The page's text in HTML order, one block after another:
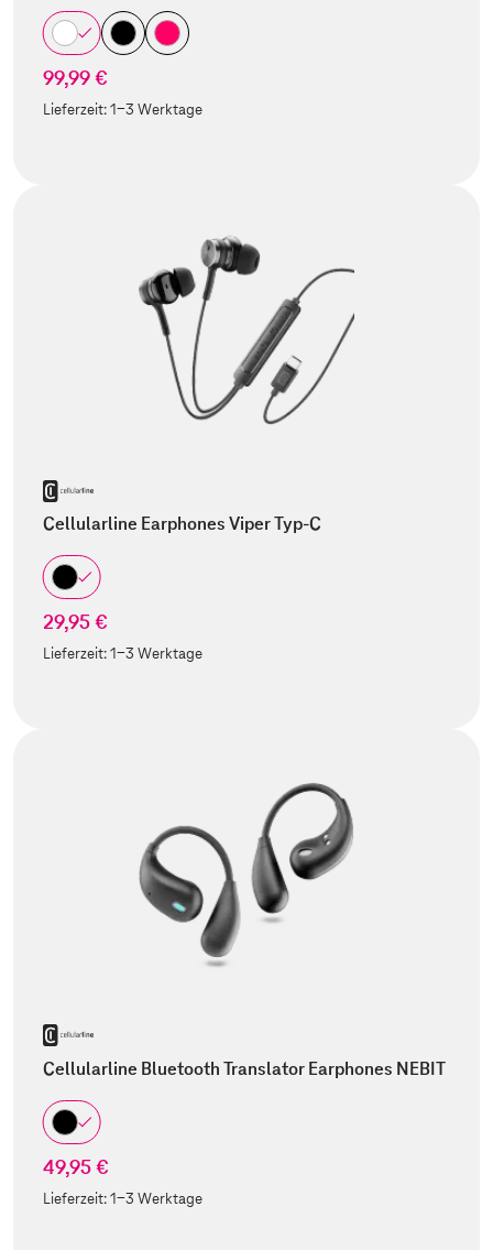
99,99 €
Lieferzeit:1-3 Werktage
Cellularline Earphones Viper Typ-C
29,95 €
Lieferzeit:1-3 Werktage
Cellularline Bluetooth Translator Earphones NEBIT
49,95 €
Lieferzeit:1-3 Werktage